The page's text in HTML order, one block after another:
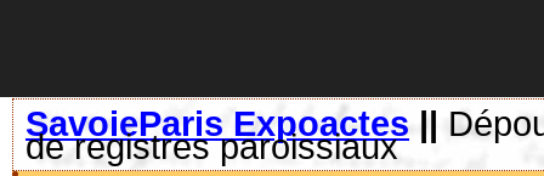
SavoieParis Expoactes ||
de registres paroissiaux